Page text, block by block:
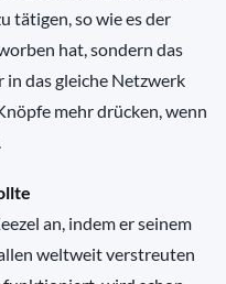
tätigen, so wie es der
hat, sondern das
in das gleiche Netzwerk
mehr drücken, wenn
an, indem er seinem
weltweit verstreuten